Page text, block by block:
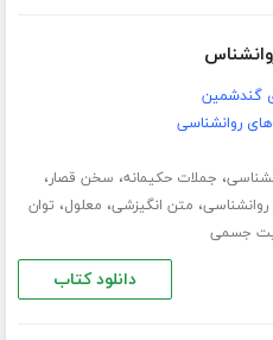
گندشمین
روانشناسی
، جملات حکیمانه، سخن قصار،
، متن انگیزشی، معلول، توان
جسمی
دانلود کتاب